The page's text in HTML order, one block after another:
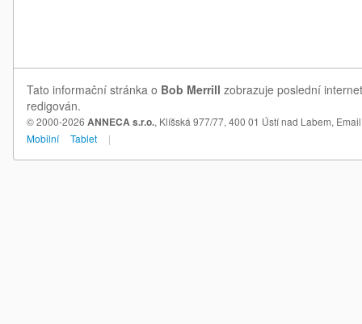
Tato informační stránka o Bob Merrill zobrazuje poslední
redigován.
© 2000-2026 ANNECA s.r.o., Klíšská 977/77, 400 01 Ústí nad Labem,
Mobilní
Tablet |